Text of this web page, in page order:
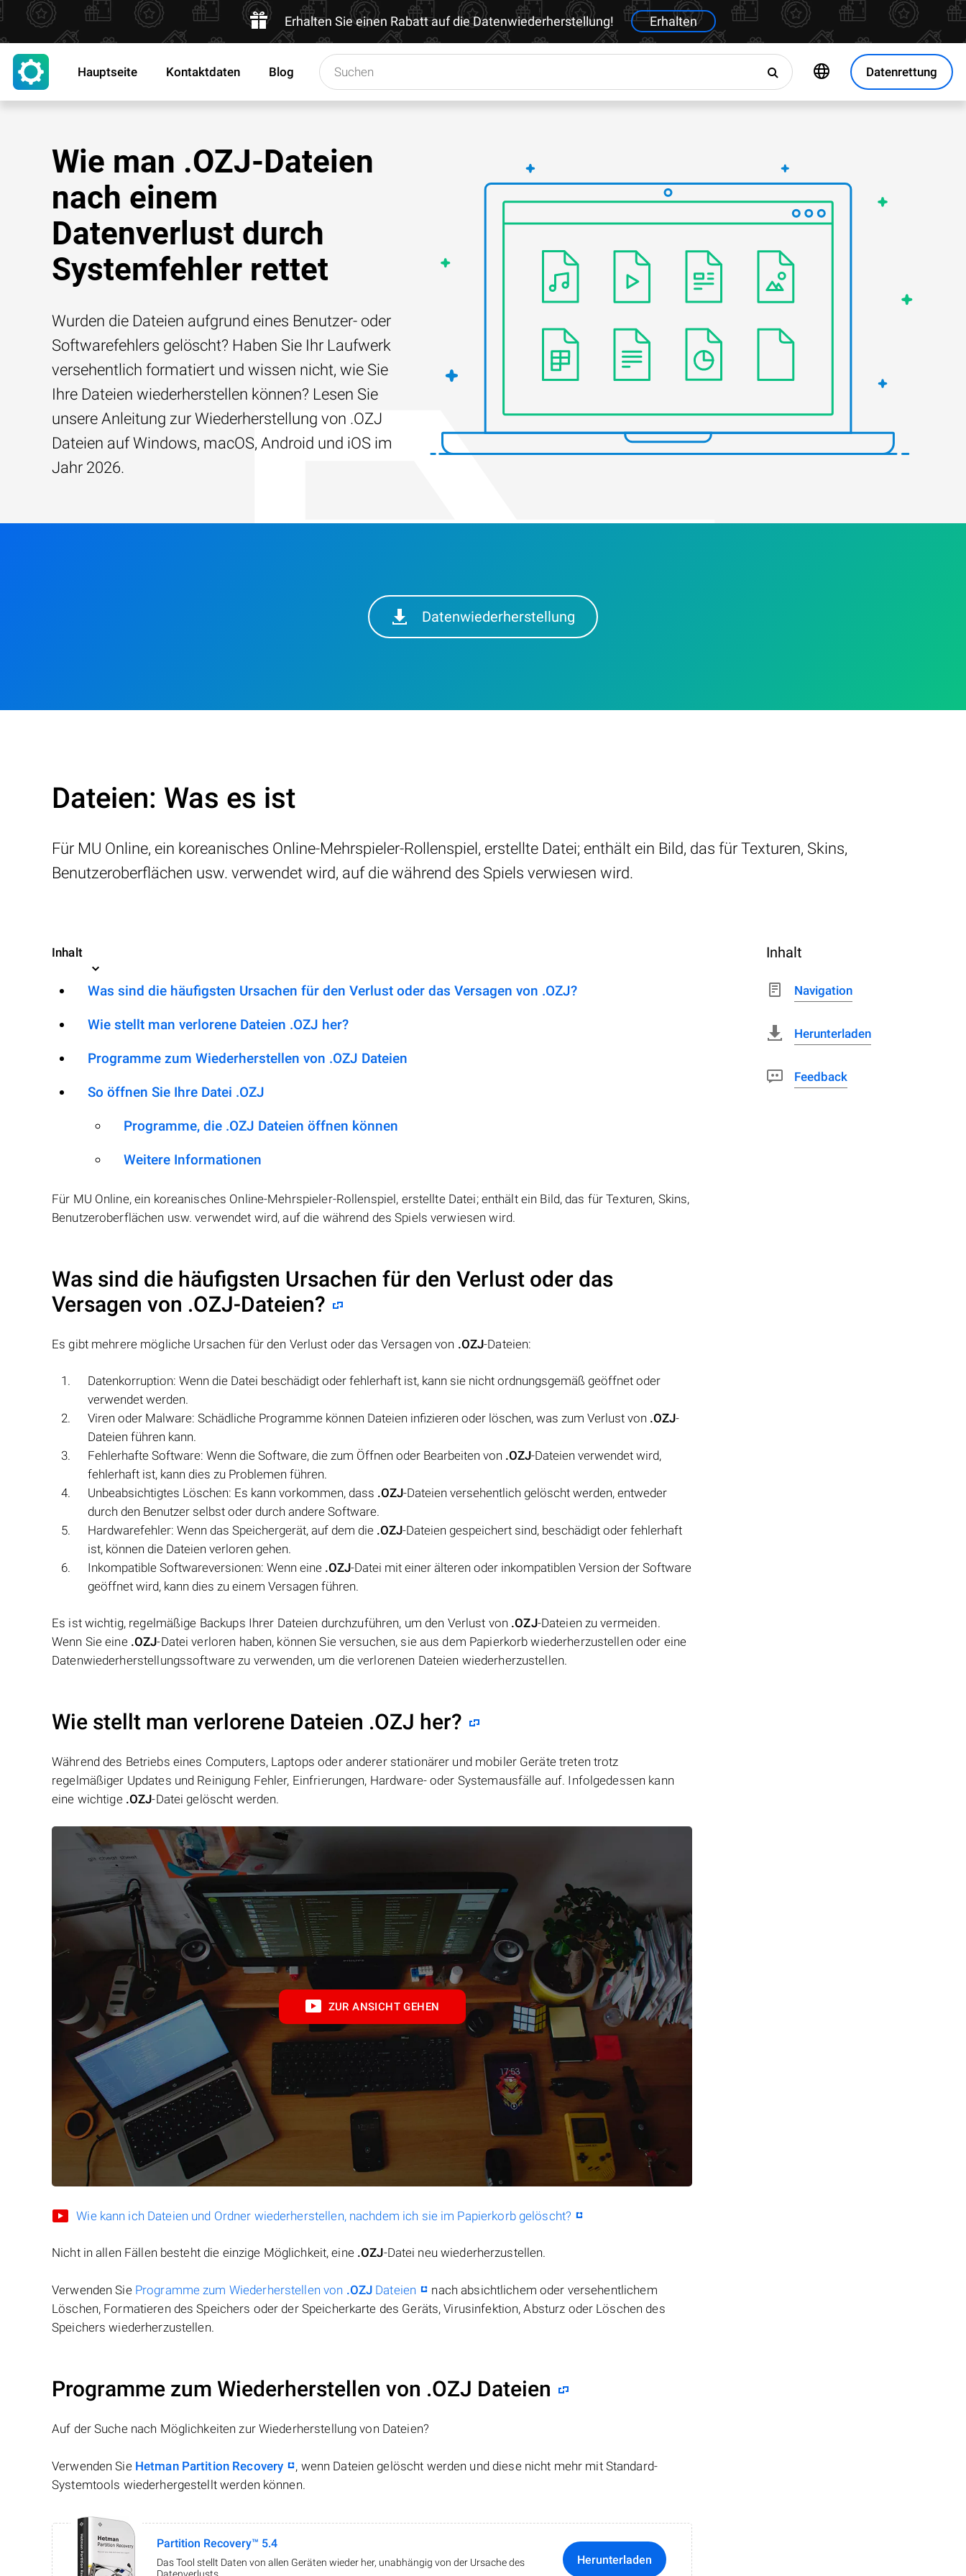
Erhalten Sie einen Rabatt auf die Datenwiederherstellung! Erhalten
Datenrettung
Hauptseite Kontaktdaten Blog
Wie man .OZJ-Dateien
nach einem
Datenverlust durch
Systemfehler rettet
Wurden die Dateien aufgrund eines Benutzer- oder
Softwarefehlers gelöscht? Haben Sie Ihr Laufwerk
versehentlich formatiert und wissen nicht, wie Sie
Ihre Dateien wiederherstellen können? Lesen Sie
unsere Anleitung zur Wiederherstellung von .OZJ
Dateien auf Windows, macOS, Android und iOS im
Jahr 2026.
Datenwiederherstellung
Dateien: Was es ist
Für MU Online, ein koreanisches Online-Mehrspieler-Rollenspiel, erstellte Datei; enthält ein Bild, das für Texturen, Skins,
Benutzeroberflächen usw. verwendet wird, auf die während des Spiels verwiesen wird.
Inhalt
Was sind die häufigsten Ursachen für den Verlust oder das Versagen von .OZJ?
Wie stellt man verlorene Dateien .OZJ her?
Programme zum Wiederherstellen von .OZJ Dateien
So öffnen Sie Ihre Datei .OZJ
Programme, die .OZJ Dateien öffnen können
Weitere Informationen
Für MU Online, ein koreanisches Online-Mehrspieler-Rollenspiel, erstellte Datei; enthält ein Bild, das für Texturen, Skins,
Benutzeroberflächen usw. verwendet wird, auf die während des Spiels verwiesen wird.
Was sind die häufigsten Ursachen für den Verlust oder das
Versagen von .OZJ-Dateien?
Es gibt mehrere mögliche Ursachen für den Verlust oder das Versagen von .OZJ-Dateien:
Datenkorruption: Wenn die Datei beschädigt oder fehlerhaft ist, kann sie nicht ordnungsgemäß geöffnet oder
verwendet werden.
Viren oder Malware: Schädliche Programme können Dateien infizieren oder löschen, was zum Verlust von .OZJ-
Dateien führen kann.
Fehlerhafte Software: Wenn die Software, die zum Öffnen oder Bearbeiten von .OZJ-Dateien verwendet wird,
fehlerhaft ist, kann dies zu Problemen führen.
Unbeabsichtigtes Löschen: Es kann vorkommen, dass .OZJ-Dateien versehentlich gelöscht werden, entweder
durch den Benutzer selbst oder durch andere Software.
Hardwarefehler: Wenn das Speichergerät, auf dem die .OZJ-Dateien gespeichert sind, beschädigt oder fehlerhaft
ist, können die Dateien verloren gehen.
Inkompatible Softwareversionen: Wenn eine .OZJ-Datei mit einer älteren oder inkompatiblen Version der Software
geöffnet wird, kann dies zu einem Versagen führen.
Es ist wichtig, regelmäßige Backups Ihrer Dateien durchzuführen, um den Verlust von .OZJ-Dateien zu vermeiden.
Wenn Sie eine .OZJ-Datei verloren haben, können Sie versuchen, sie aus dem Papierkorb wiederherzustellen oder eine
Datenwiederherstellungssoftware zu verwenden, um die verlorenen Dateien wiederherzustellen.
Wie stellt man verlorene Dateien .OZJ her?
Während des Betriebs eines Computers, Laptops oder anderer stationärer und mobiler Geräte treten trotz
regelmäßiger Updates und Reinigung Fehler, Einfrierungen, Hardware- oder Systemausfälle auf. Infolgedessen kann
eine wichtige .OZJ-Datei gelöscht werden.
ZUR ANSICHT GEHEN
Wie kann ich Dateien und Ordner wiederherstellen, nachdem ich sie im Papierkorb gelöscht?
Nicht in allen Fällen besteht die einzige Möglichkeit, eine .OZJ-Datei neu wiederherzustellen.
Verwenden Sie Programme zum Wiederherstellen von .OZJ Dateien
nach absichtlichem oder versehentlichem
Löschen, Formatieren des Speichers oder der Speicherkarte des Geräts, Virusinfektion, Absturz oder Löschen des
Speichers wiederherzustellen.
Programme zum Wiederherstellen von .OZJ Dateien
Auf der Suche nach Möglichkeiten zur Wiederherstellung von Dateien?
Verwenden Sie Hetman Partition Recovery
, wenn Dateien gelöscht werden und diese nicht mehr mit Standard-
Systemtools wiederhergestellt werden können.
Partition Recovery™ 5.4
Das Tool stellt Daten von allen Geräten wieder her, unabhängig von der Ursache des
Herunterladen
Inhalt
Navigation
Herunterladen
Feedback